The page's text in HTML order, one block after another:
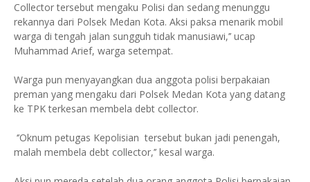
Collector tersebut mengaku Polisi dan sedang menunggu
rekannya dari Polsek Medan Kota. Aksi paksa menarik mobil
warga di tengah jalan sungguh tidak manusiawi,’’ ucap
Muhammad Arief, warga setempat.
Warga pun menyayangkan dua anggota polisi berpakaian
preman yang mengaku dari Polsek Medan Kota yang datang
ke TPK terkesan membela debt collector.
‘’Oknum petugas Kepolisian tersebut bukan jadi penengah,
malah membela debt collector,’’ kesal warga.